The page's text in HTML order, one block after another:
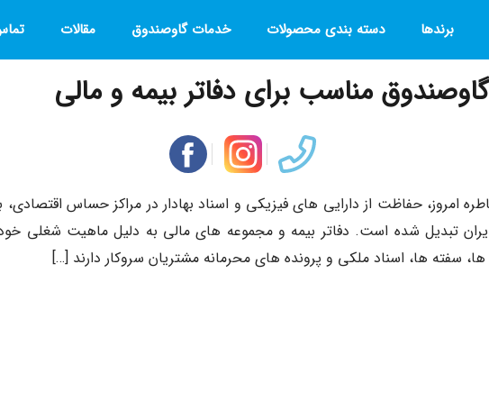
برندها دسته بندی محصولات خدمات گاوصندوق مقالات
مناسب برای دفاتر بیمه و مالی
امروز، حفاظت از دارایی های فیزیکی و اسناد بهادار در مراکز حساس
تبدیل شده است. دفاتر بیمه و مجموعه های مالی به دلیل ماهیت شغلی
سفته ها، اسناد ملکی و پرونده های محرمانه مشتریان سروکار دارند […]